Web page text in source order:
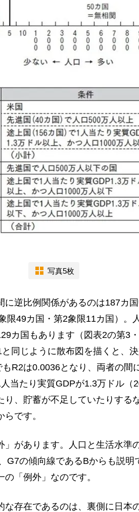
写真5枚
逆比例関係があるのは187カ
限49カ国・第2象限11カ国）。
カ国もあります（図表2の第3
同じように散布図を描くと、
R2は0.0036となり、両者の間
当たり実質GDPが1.3万ドル（
り、貯蓄が不足していたりする
です。
があります。人口と生活水準
G7の傾向線であるBからも説明
「例外」なのです。
存在であるのは、裏側に日本